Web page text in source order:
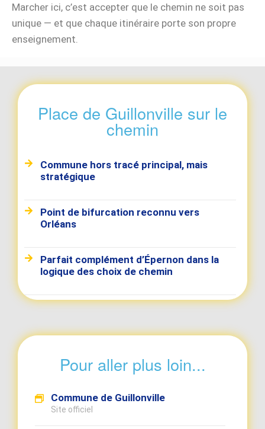
Marcher ici, c’est accepter que le chemin ne soit pas
unique — et que chaque itinéraire porte son propre
enseignement.
Place de Guillonville sur le
chemin
Commune hors tracé principal, mais
stratégique
Point de bifurcation reconnu vers
Orléans
Parfait complément d’Épernon dans la
logique des choix de chemin
Pour aller plus loin...
Commune de Guillonville
Site officiel